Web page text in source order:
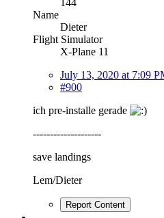
Name
Dieter
Flight Simulator
X-Plane 11
July 13, 2020 at 7:09
#900
ich pre-installe gerade
--------------------
save landings
Lem/Dieter
Report Content